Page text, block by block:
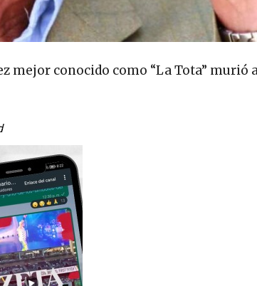
conocido como “La Tota” murió